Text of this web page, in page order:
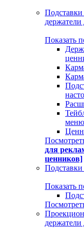
держатели
Показать
меню
для
ценников]
Показать
держатели